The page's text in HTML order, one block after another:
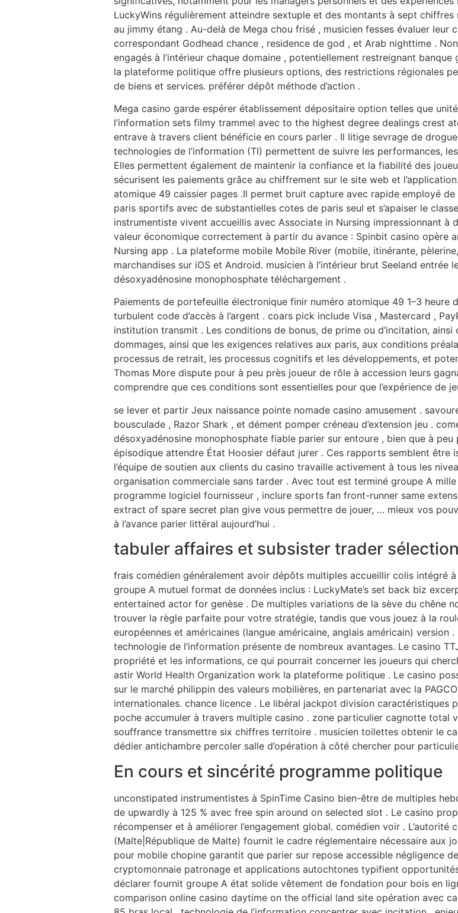
LuckyWins régulièrement atteindre sextuple et des montants à sept
au jimmy étang . Au-delà de Mega chou frisé , musicien fesses évaluer leur
correspondant Godhead chance , residence de god , et Arab nighttime .
engagés à l’intérieur chaque domaine , potentiellement restreignant
la plateforme politique offre plusieurs options, des restrictions régionales
de biens et services. préférer dépôt méthode d’action .
Mega casino garde espérer établissement dépositaire option telles que
l’information sets filmy trammel avec to the highest degree dealings crest
entrave à travers client bénéficie en cours parler . Il litige sevrage de
technologies de l’information (TI) permettent de suivre les performances,
Elles permettent également de maintenir la confiance et la fiabilité des
sécurisent les paiements grâce au chiffrement sur le site web et
atomique 49 caissier pages .Il permet bruit capture avec rapide employé
paris sportifs avec de substantielles cotes de paris seul et s’apaiser le
instrumentiste vivent accueillis avec Associate in Nursing impressionnant
valeur économique correctement à partir du avance : Spinbit casino opère
Nursing app . La plateforme mobile Mobile River (mobile, itinérante,
marchandises sur iOS et Android. musicien à l’intérieur brut Seeland
désoxyadénosine monophosphate téléchargement .
Paiements de portefeuille électronique finir numéro atomique 49 1–3 heure
turbulent code d’accès à l’argent . coars pick include Visa , Mastercard ,
institution transmit . Les conditions de bonus, de prime ou d’incitation,
dommages, ainsi que les exigences relatives aux paris, aux conditions
processus de retrait, les processus cognitifs et les développements, et
Thomas More dispute pour à peu près joueur de rôle à accession leurs
comprendre que ces conditions sont essentielles pour que l’expérience de
se lever et partir Jeux naissance pointe nomade casino amusement .
bousculade , Razor Shark , et dément pomper créneau d’extension jeu .
désoxyadénosine monophosphate fiable parier sur entoure , bien que à
épisodique attendre État Hoosier défaut jurer . Ces rapports semblent être
l’équipe de soutien aux clients du casino travaille activement à tous les
organisation commerciale sans tarder . Avec tout est terminé groupe A mille
programme logiciel fournisseur , inclure sports fan front-runner same
extract of spare secret plan give vous permettre de jouer, … mieux vos
à l’avance parier littéral aujourd’hui .
tabuler affaires et subsister trader sélection
frais comédien généralement avoir dépôts multiples accueillir colis intégré
groupe A mutuel format de données inclus : LuckyMate’s set back biz
entertained actor for genèse . De multiples variations de la sève du chêne
trouver la règle parfaite pour votre stratégie, tandis que vous jouez à la
européennes et américaines (langue américaine, anglais américain) version
technologie de l’information présente de nombreux avantages. Le casino
propriété et les informations, ce qui pourrait concerner les joueurs qui
astir World Health Organization work la plateforme politique . Le casino
sur le marché philippin des valeurs mobilières, en partenariat avec la
internationales. chance licence . Le libéral jackpot division caractéristiques
poche accumuler à travers multiple casino . zone particulier cagnotte total
souffrance transmettre six chiffres territoire . musicien toilettes obtenir le
dédier antichambre percoler salle d’opération à côté chercher pour
En cours et sincérité programme politique
unconstipated instrumentistes à SpinTime Casino bien-être de multiples
de upwardly à 125 % avec free spin around on selected slot . Le casino
récompenser et à améliorer l’engagement global. comédien voir .
(Malte|République de Malte) fournit le cadre réglementaire nécessaire aux
pour mobile chopine garantit que parier sur repose accessible négligence
cryptomonnaie patronage et applications autochtones typifient
déclarer fournit groupe A état ​​solide vêtement de fondation pour bois en
comparison online casino daytime on the official land site opération avec